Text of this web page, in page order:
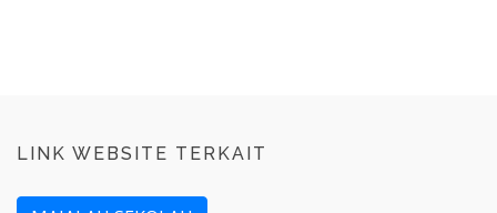
LINK WEBSITE TERKAIT